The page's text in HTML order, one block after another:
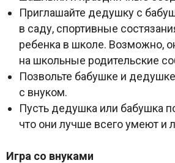
Приглашайте дедушку с
в саду, спортивные
ребенка в школе. Возможно,
на школьные родительские
Позвольте бабушке и
с внуком.
Пусть дедушка или бабушка
что они лучше всего умеют и
Игра со внуками